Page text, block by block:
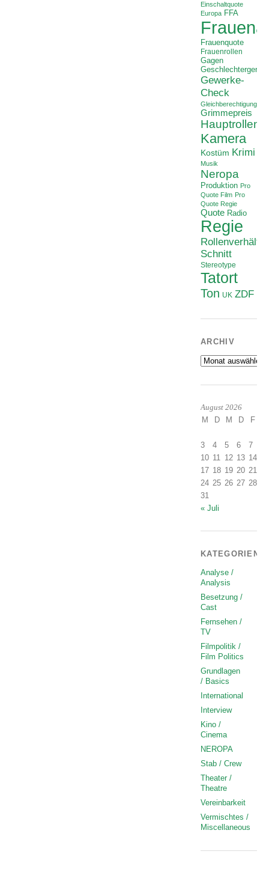
Einschaltquote
Europa FFA
Frauenquote
Frauenrollen
Gagen
Gewerke-
Check
Gleichberechtigung
Grimmepreis
Hauptrollen
Kamera
Kostüm Krimi
Musik
Neropa
Produktion Pro
Quote Film Pro
Quote Regie
Quote Radio
Regie
Schnitt
Stereotype
Tatort
Ton UK ZDF
ARCHIV
Archiv
August 2026
M D M D F
3
4 5 6 7
10 11 12 13 14
17 18 19 20 21
24 25 26 27 28
31
« Juli
KATEGORIEN
Analyse /
Analysis
Besetzung /
Cast
Fernsehen /
TV
Filmpolitik /
Film Politics
Grundlagen
/ Basics
International
Interview
Kino /
Cinema
NEROPA
Stab / Crew
Theater /
Theatre
Vereinbarkeit
Vermischtes /
Miscellaneous